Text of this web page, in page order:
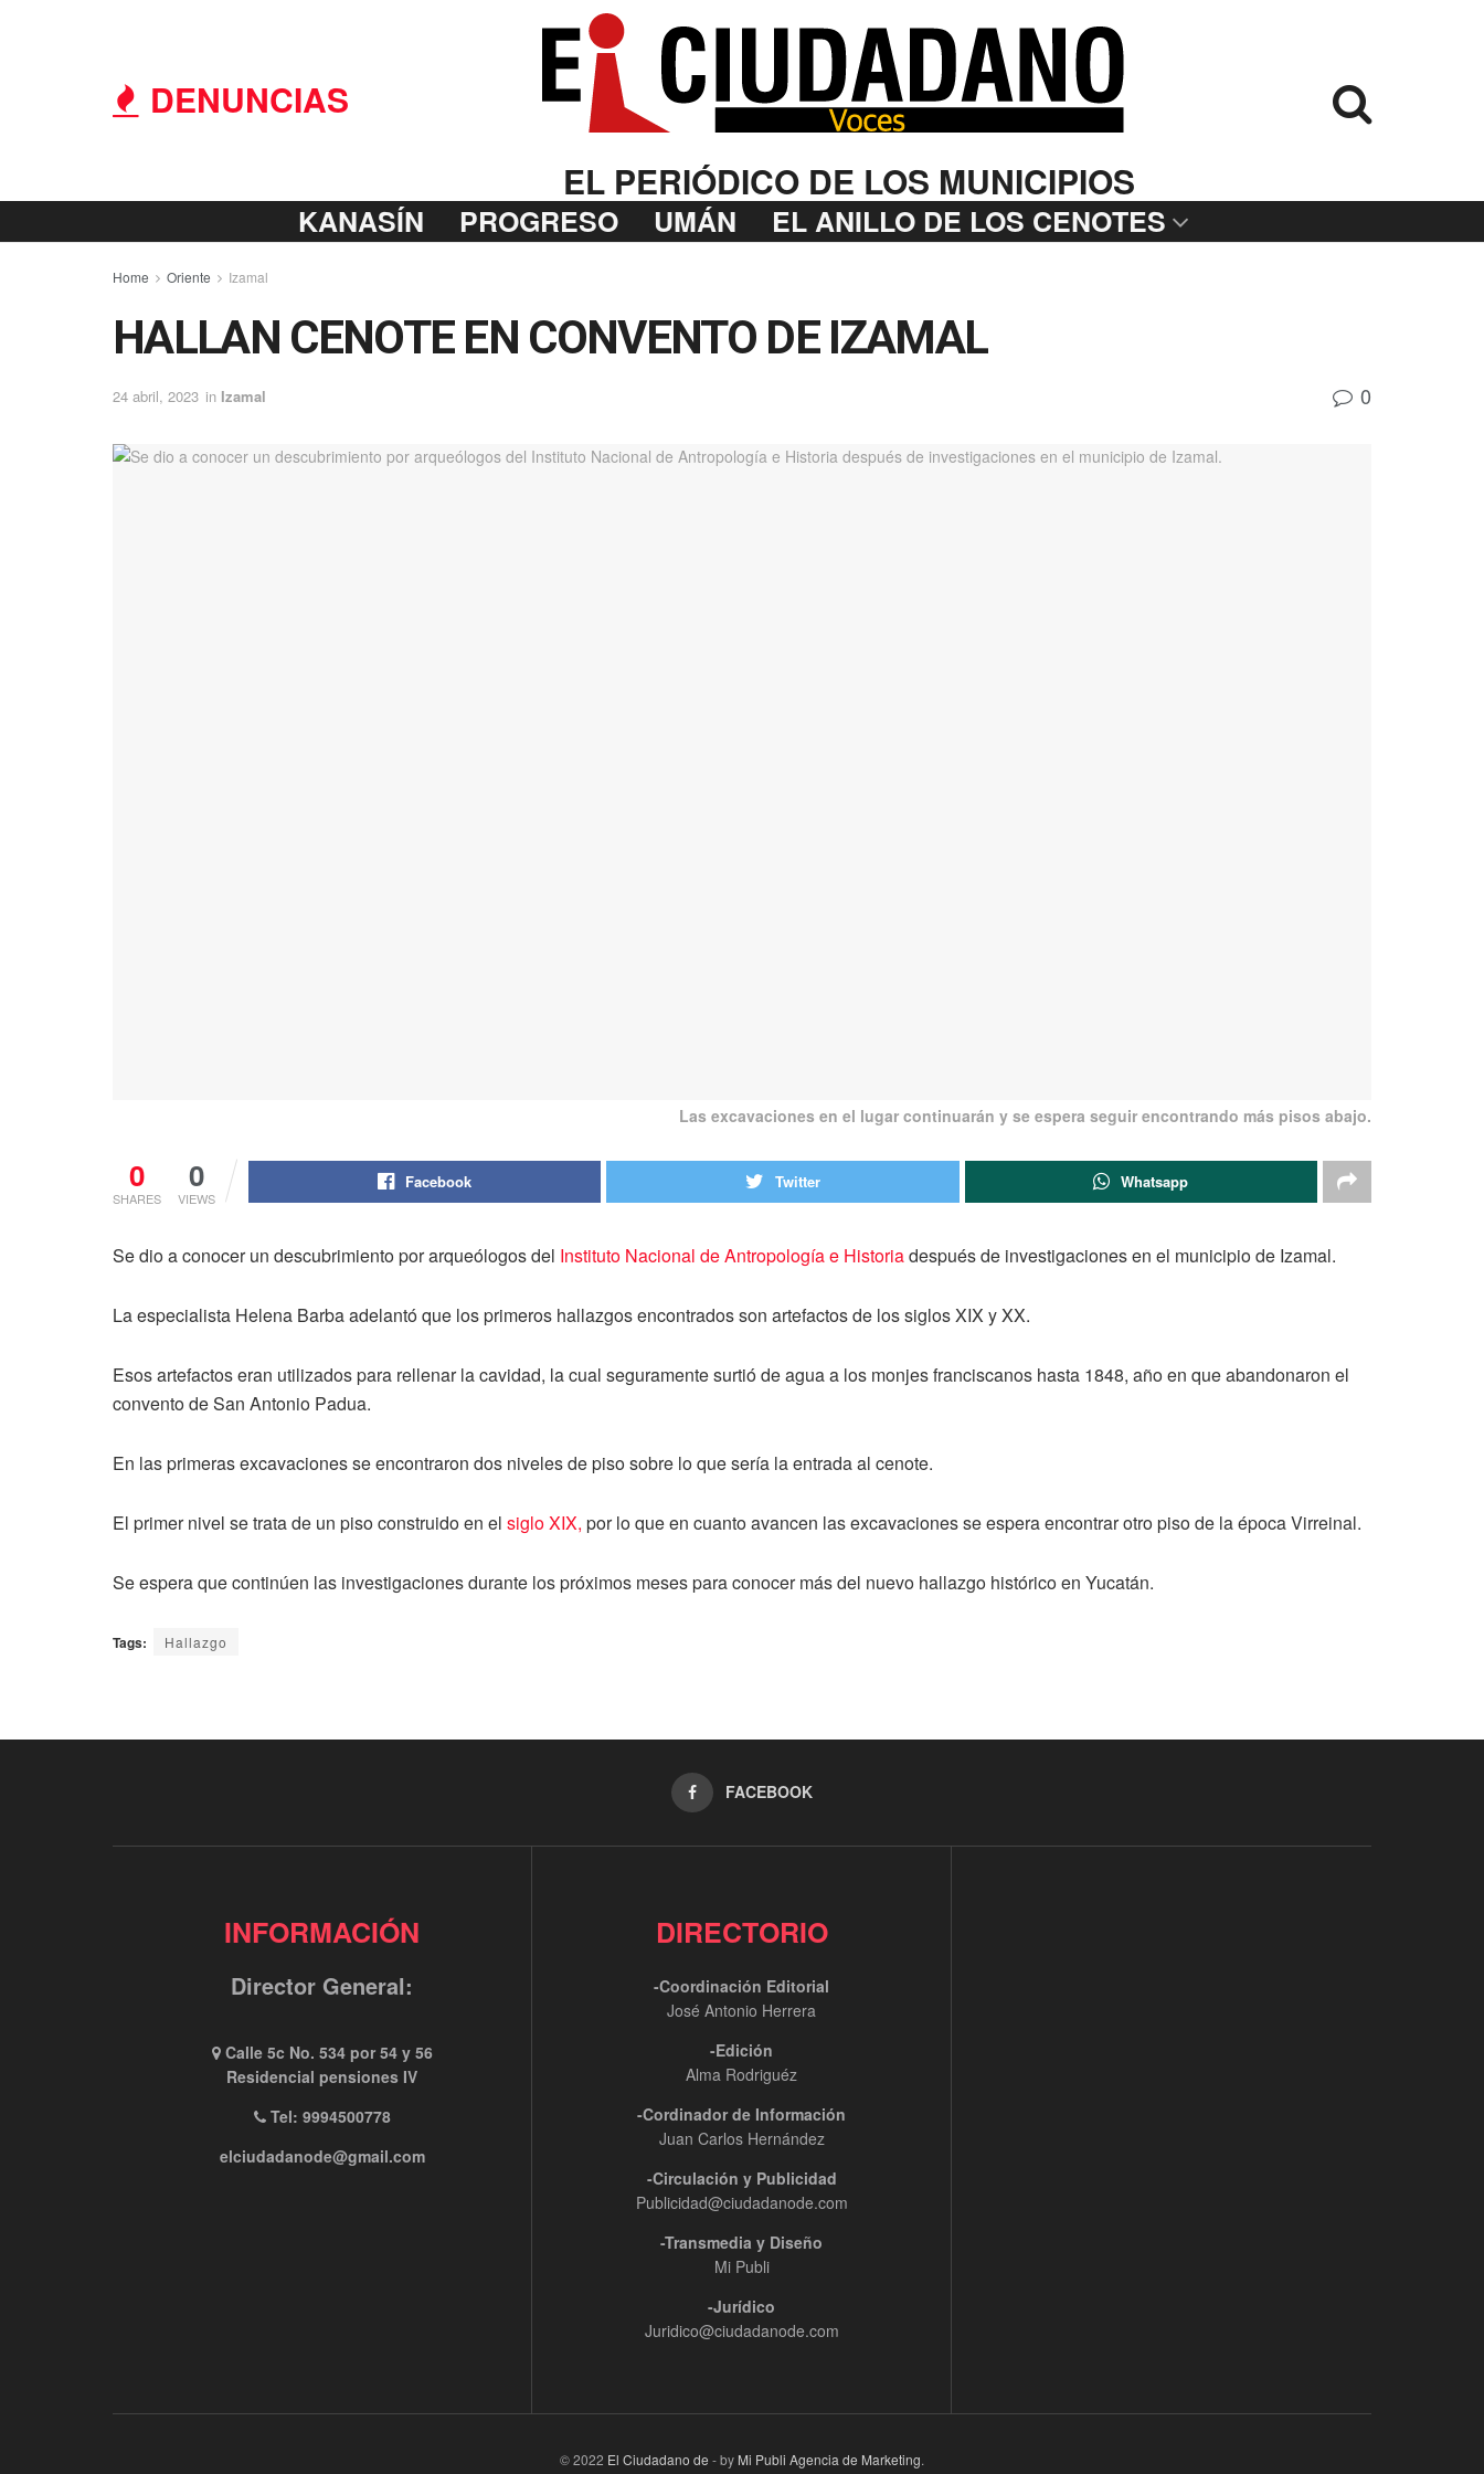
DENUNCIAS
EL PERIÓDICO DE LOS MUNICIPIOS
KANASÍN PROGRESO UMÁN EL ANILLO DE LOS CENOTES
Home Oriente Izamal
HALLAN CENOTE EN CONVENTO DE IZAMAL
24 abril, 2023 in Izamal 0
Las excavaciones en el lugar continuarán y se espera seguir encontrando más pisos abajo.
0
SHARES
0
VIEWS
Facebook Twitter Whatsapp
Se dio a conocer un descubrimiento por arqueólogos del Instituto Nacional de Antropología e Historiadespués de investigaciones en el municipio de Izamal.
La especialista Helena Barba adelantó que los primeros hallazgos encontrados son artefactos de los siglos XIX y XX.
Esos artefactos eran utilizados para rellenar la cavidad, la cual seguramente surtió de agua a los monjes franciscanos hasta 1848, año en que abandonaron el
convento de San Antonio Padua.
En las primeras excavaciones se encontraron dos niveles de piso sobre lo que sería la entrada al cenote.
El primer nivel se trata de un piso construido en el siglo XIX, por lo que en cuanto avancen las excavaciones se espera encontrar otro piso de la época Virreinal.
Se espera que continúen las investigaciones durante los próximos meses para conocer más del nuevo hallazgo histórico en Yucatán.
Tags: Hallazgo
FACEBOOK
INFORMACIÓN
Director General:
Calle 5c No. 534 por 54 y 56
Residencial pensiones IV
Tel: 9994500778
elciudadanode@gmail.com
DIRECTORIO
-Coordinación Editorial
José Antonio Herrera
-Edición
Alma Rodriguéz
-Cordinador de Información
Juan Carlos Hernández
-Circulación y Publicidad
Publicidad@ciudadanode.com
-Transmedia y Diseño
Mi Publi
-Jurídico
Juridico@ciudadanode.com
© 2022 El Ciudadano de - by Mi Publi Agencia de Marketing.